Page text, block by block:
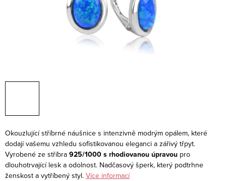
Okouzlující stříbrné náušnice s intenzivně modrým opálem, které
dodají vašemu vzhledu sofistikovanou eleganci a zářivý třpyt.
Vyrobené ze stříbra 925/1000 s rhodiovanou úpravou pro
dlouhotrvající lesk a odolnost. Nadčasový šperk, který podtrhne
ženskost a vytříbený styl. Více informací